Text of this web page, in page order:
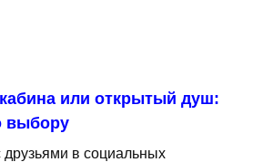
или открытый душ:
выбору
друзьями в социальных